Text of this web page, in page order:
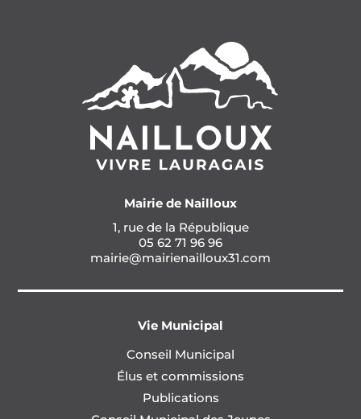
Mairie de Nailloux
1, rue de la République
05 62 71 96 96
mairie@mairienailloux31.com
Vie Municipal
Conseil Municipal
Élus et commissions
Publications